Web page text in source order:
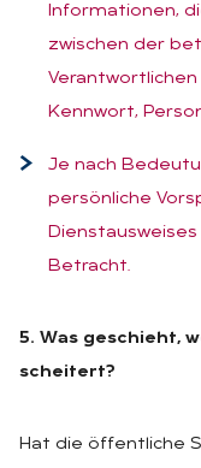
Informationen,
zwischen der
Kennwort,
Je nach
persönliche
Betracht.
5. Was geschieht,
scheitert?
Hat die öffentliche